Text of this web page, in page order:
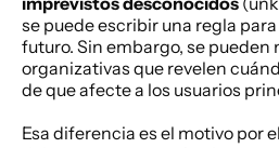
se puede escribir una regla
futuro. Sin embargo, se
organizativas que revelen
de que afecte a los usuarios
Esa diferencia es el motivo por